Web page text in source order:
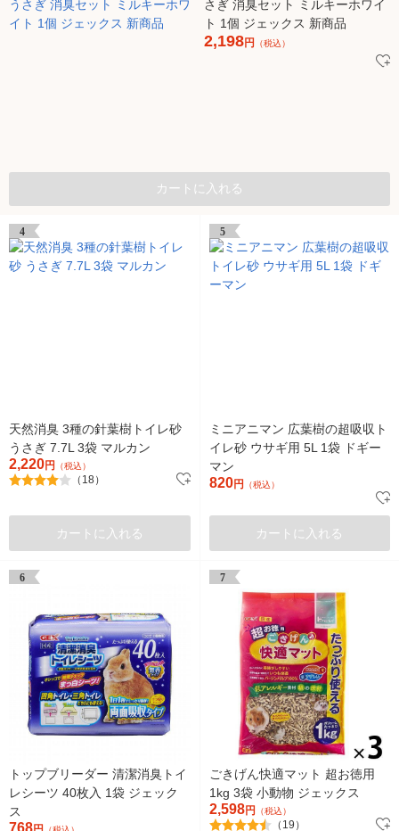
さぎ 消臭セット ミルキーホワイ
ト 1個 ジェックス 新商品
2,198円 （税込）
カートに入れる
4
天然消臭 3種の針葉樹トイレ砂
うさぎ 7.7L 3袋 マルカン
2,220円 （税込）
（18）
カートに入れる
5
ミニアニマン 広葉樹の超吸収ト
イレ砂 ウサギ用 5L 1袋 ドギー
マン
820円 （税込）
カートに入れる
6
トップブリーダー 清潔消臭トイ
レシーツ 40枚入 1袋 ジェック
ス
768
7
ごきげん快適マット 超お徳用
1kg 3袋 小動物 ジェックス
2,598円 （税込）
（19）